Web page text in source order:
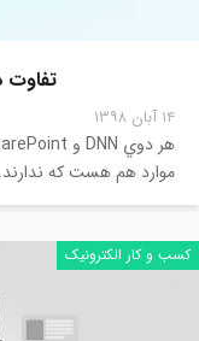
۱۴ آبان ۱۳۹۸
موارد هم هست که ندارند.
کسب و کار الکترونیک